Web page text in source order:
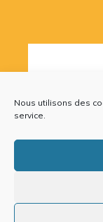
Nous utilisons des
service.